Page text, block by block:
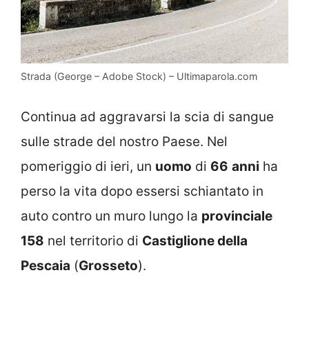
Strada (George – Adobe Stock) – Ultimaparola.com
Continua ad aggravarsi la scia di sangue
sulle strade del nostro Paese. Nel
pomeriggio di ieri, un uomo di 66 anni ha
perso la vita dopo essersi schiantato in
auto contro un muro lungo la provinciale
158 nel territorio di Castiglione della
Pescaia (Grosseto).